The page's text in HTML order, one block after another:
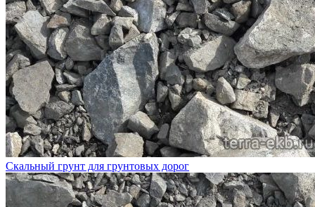
Скальный грунт для грунтовых дорог